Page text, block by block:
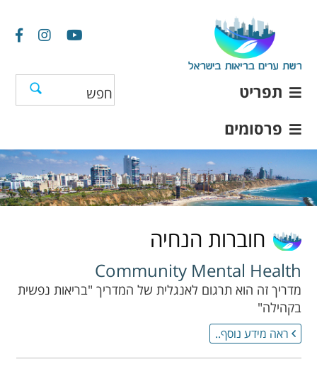
תפריט
פרסומים
חוברות הנחיה
Community Mental Health
מדריך זה הוא תרגום לאנגלית של המדריך "בריאות נפשית
בקהילה"
ראה מידע נוסף..